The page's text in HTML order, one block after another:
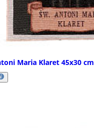
Maria Klaret 45x30 cm